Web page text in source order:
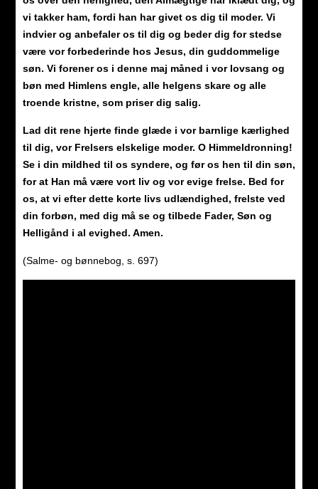
vi takker ham, fordi han har givet os dig til moder. Vi
indvier og anbefaler os til dig og beder dig for stedse
være vor forbederinde hos Jesus, din guddommelige
søn. Vi forener os i denne maj måned i vor lovsang og
bøn med Himlens engle, alle helgens skare og alle
troende kristne, som priser dig salig.
Lad dit rene hjerte finde glæde i vor barnlige kærlighed
til dig, vor Frelsers elskelige moder. O Himmeldronning!
Se i din mildhed til os syndere, og før os hen til din søn,
for at Han må være vort liv og vor evige frelse. Bed for
os, at vi efter dette korte livs udlændighed, frelste ved
din forbøn, med dig må se og tilbede Fader, Søn og
Helligånd i al evighed. Amen.
(Salme- og bønnebog, s. 697)